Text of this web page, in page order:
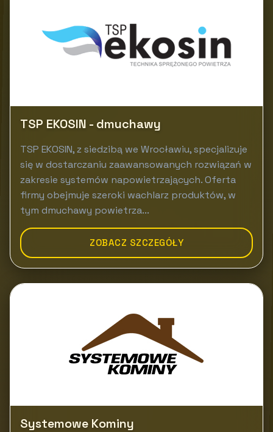
TSP EKOSIN - dmuchawy
TSP EKOSIN, z siedzibą we Wrocławiu, specjalizuje
się w dostarczaniu zaawansowanych rozwiązań w
zakresie systemów napowietrzających. Oferta
firmy obejmuje szeroki wachlarz produktów, w
tym dmuchawy powietrza...
ZOBACZ SZCZEGÓŁY
Systemowe Kominy